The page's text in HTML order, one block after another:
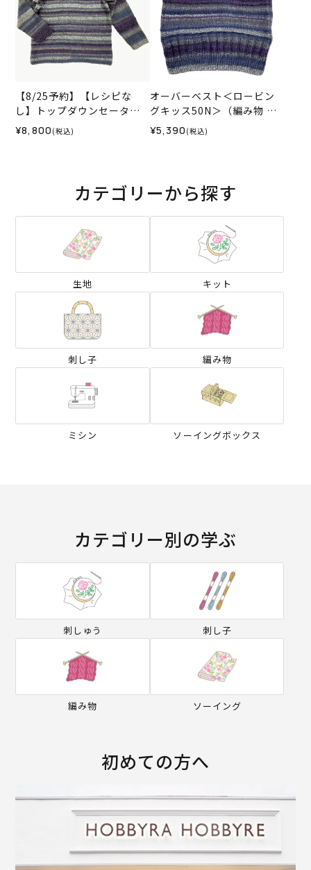
【8/25予約】【レシピな
し】トップダウンセーター
＜ロービングキッス50N＞
（編み物 材料セット）
¥8,800 (税込)
オーバーベスト＜ロービン
グキッス50N＞（編み物 材
料セット）
¥5,390 (税込)
カテゴリーから探す
生地 キット
刺し子 編み物
ミシン ソーイングボックス
カテゴリー別の学ぶ
刺しゅう 刺し子
編み物 ソーイング
初めての方へ